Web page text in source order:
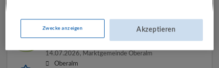
MITTAGSAUFSICHT (W/M/D)
14.07.2026, Marktgemeinde Oberalm
Oberalm
Zwecke anzeigen Akzeptieren